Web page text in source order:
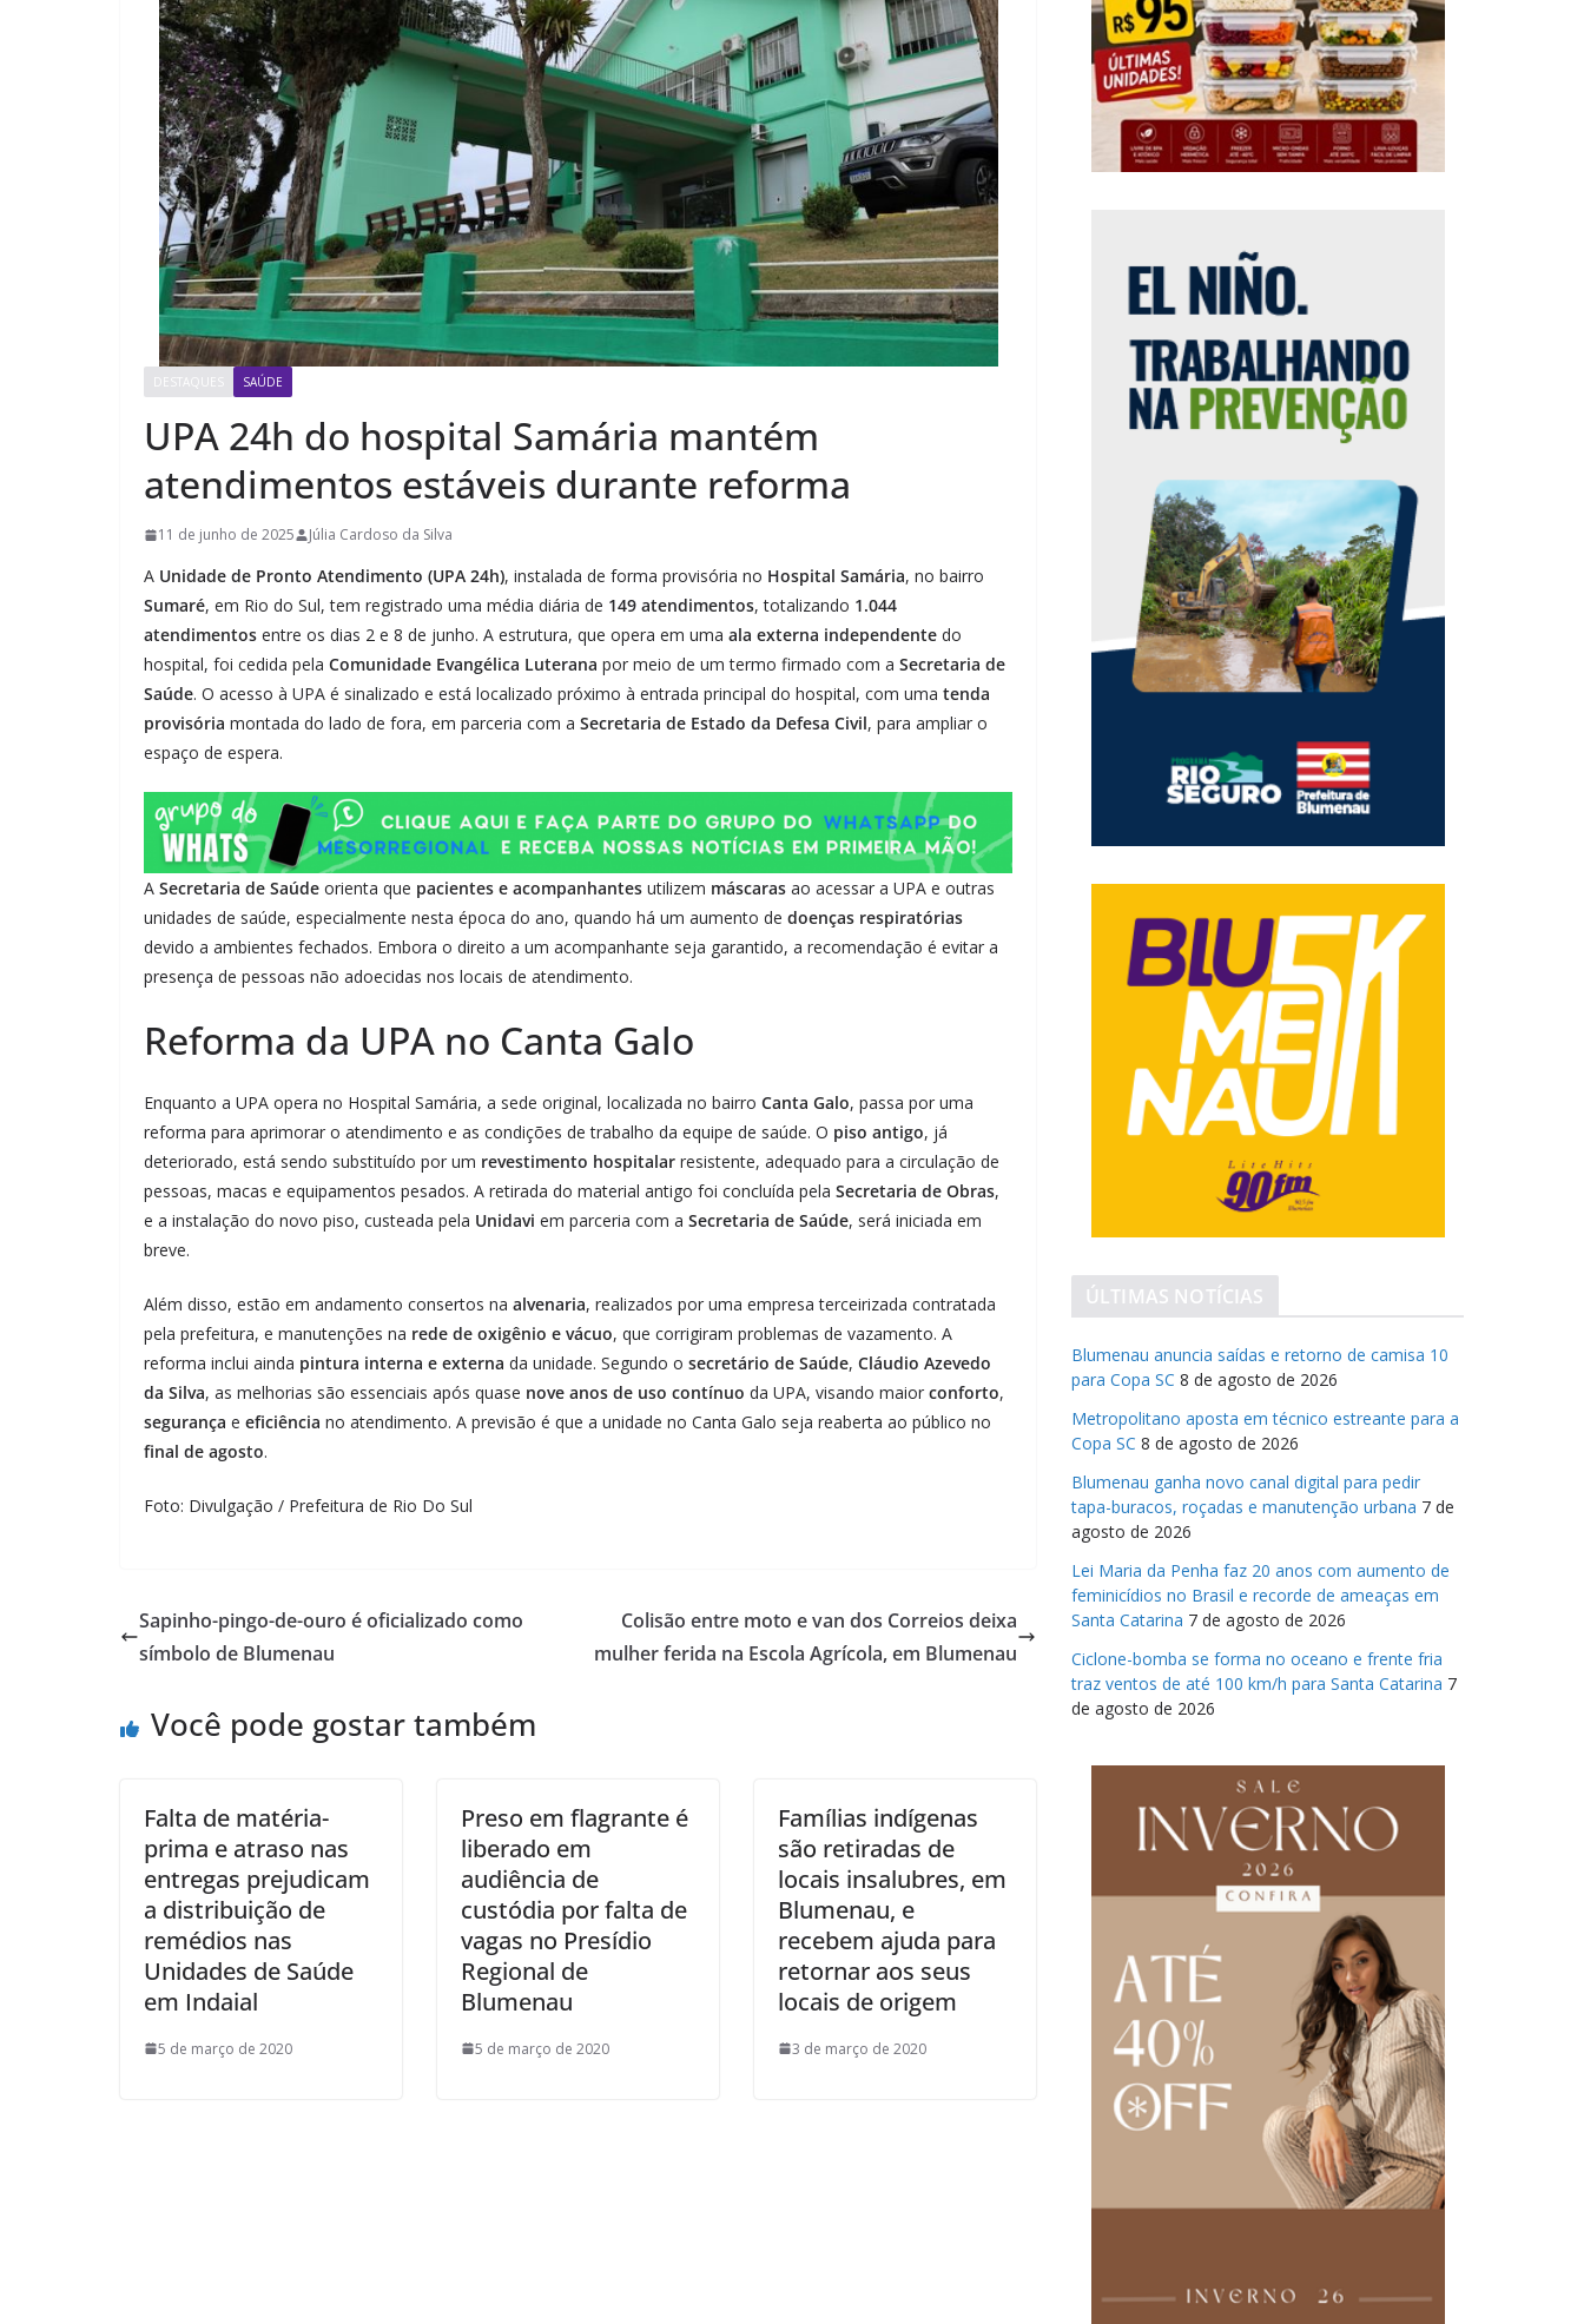
DESTAQUES SAÚDE
UPA 24h do hospital Samária mantém
atendimentos estáveis durante reforma
11 de junho de 2025 Júlia Cardoso da Silva
A Unidade de Pronto Atendimento (UPA 24h), instalada de forma provisória no Hospital Samária, no bairro
Sumaré, em Rio do Sul, tem registrado uma média diária de 149 atendimentos, totalizando 1.044
atendimentos entre os dias 2 e 8 de junho. A estrutura, que opera em uma ala externa independente do
hospital, foi cedida pela Comunidade Evangélica Luterana por meio de um termo firmado com a Secretaria de
Saúde. O acesso à UPA é sinalizado e está localizado próximo à entrada principal do hospital, com uma tenda
provisória montada do lado de fora, em parceria com a Secretaria de Estado da Defesa Civil, para ampliar o
espaço de espera.
A Secretaria de Saúde orienta que pacientes e acompanhantes utilizem máscaras ao acessar a UPA e outras
unidades de saúde, especialmente nesta época do ano, quando há um aumento de doenças respiratórias
devido a ambientes fechados. Embora o direito a um acompanhante seja garantido, a recomendação é evitar a
presença de pessoas não adoecidas nos locais de atendimento.
Reforma da UPA no Canta Galo
Enquanto a UPA opera no Hospital Samária, a sede original, localizada no bairro Canta Galo, passa por uma
reforma para aprimorar o atendimento e as condições de trabalho da equipe de saúde. O piso antigo, já
deteriorado, está sendo substituído por um revestimento hospitalar resistente, adequado para a circulação de
pessoas, macas e equipamentos pesados. A retirada do material antigo foi concluída pela Secretaria de Obras,
e a instalação do novo piso, custeada pela Unidavi em parceria com a Secretaria de Saúde, será iniciada em
breve.
Além disso, estão em andamento consertos na alvenaria, realizados por uma empresa terceirizada contratada
pela prefeitura, e manutenções na rede de oxigênio e vácuo, que corrigiram problemas de vazamento. A
reforma inclui ainda pintura interna e externa da unidade. Segundo o secretário de Saúde, Cláudio Azevedo
da Silva, as melhorias são essenciais após quase nove anos de uso contínuo da UPA, visando maior conforto,
segurança e eficiência no atendimento. A previsão é que a unidade no Canta Galo seja reaberta ao público no
final de agosto.
Foto: Divulgação / Prefeitura de Rio Do Sul
Sapinho-pingo-de-ouro é oficializado como
símbolo de Blumenau
Colisão entre moto e van dos Correios deixa
mulher ferida na Escola Agrícola, em Blumenau
Você pode gostar também
Falta de matéria-
prima e atraso nas
entregas prejudicam
a distribuição de
remédios nas
Unidades de Saúde
em Indaial
5 de março de 2020
Preso em flagrante é
liberado em
audiência de
custódia por falta de
vagas no Presídio
Regional de
Blumenau
5 de março de 2020
Famílias indígenas
são retiradas de
locais insalubres, em
Blumenau, e
recebem ajuda para
retornar aos seus
locais de origem
3 de março de 2020
ÚLTIMAS NOTÍCIAS
Blumenau anuncia saídas e retorno de camisa 10
para Copa SC 8 de agosto de 2026
Metropolitano aposta em técnico estreante para a
Copa SC 8 de agosto de 2026
Blumenau ganha novo canal digital para pedir
tapa-buracos, roçadas e manutenção urbana 7 de
agosto de 2026
Lei Maria da Penha faz 20 anos com aumento de
feminicídios no Brasil e recorde de ameaças em
Santa Catarina 7 de agosto de 2026
Ciclone-bomba se forma no oceano e frente fria
traz ventos de até 100 km/h para Santa Catarina 7
de agosto de 2026